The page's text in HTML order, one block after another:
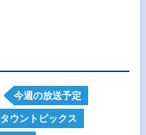
今週の放送予定
タウントピックス